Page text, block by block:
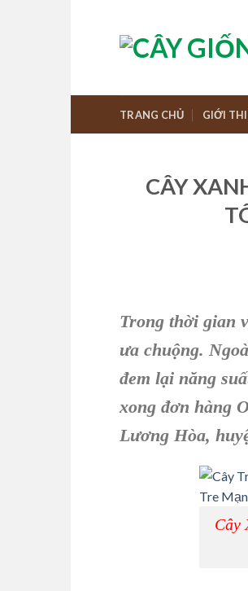
TRANG CHỦ GIỚI
CÂY
Trong thời gian
ưa chuộng.
đem lại năng
xong đơn hàng
Lương Hòa,
Cây